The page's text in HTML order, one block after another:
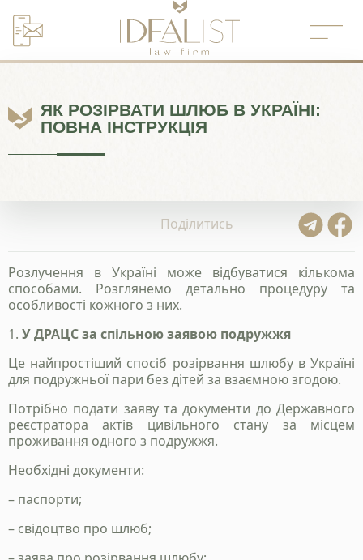
Перейти
до
ЯК РОЗІРВАТИ ШЛЮБ В УКРАЇНІ:
ПОВНА ІНСТРУКЦІЯ
Поділитись
Розлучення в Україні може відбуватися кількома
способами. Розглянемо детально процедуру та
особливості кожного з них.
1. У ДРАЦС за спільною заявою подружжя
Це найпростіший спосіб розірвання шлюбу в Україні
для подружньої пари без дітей за взаємною згодою.
Потрібно подати заяву та документи до Державного
реєстратора актів цивільного стану за місцем
проживання одного з подружжя.
Необхідні документи:
– паспорти;
– свідоцтво про шлюб;